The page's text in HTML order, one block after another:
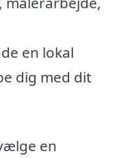
en lokal
dig med dit
en